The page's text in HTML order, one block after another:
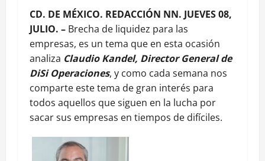
CD. DE MÉXICO. REDACCIÓN NN. JUEVES 08,
JULIO. – Brecha de liquidez para las
empresas, es un tema que en esta ocasión
analiza Claudio Kandel, Director General de
DiSi Operaciones, y como cada semana nos
comparte este tema de gran interés para
todos aquellos que siguen en la lucha por
sacar sus empresas en tiempos de difíciles.